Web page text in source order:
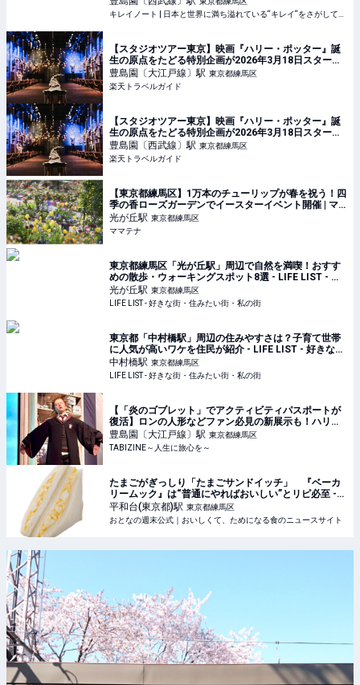
【スタジオツアー東京】映画『ハリー・ポッター』誕
生の原点をたどる特別企画が2026年3月18日スタート
【楽天トラベル】
豊島園〔大江戸線〕駅 東京都練馬区
楽天トラベルガイド
【スタジオツアー東京】映画『ハリー・ポッター』誕
生の原点をたどる特別企画が2026年3月18日スタート
【楽天トラベル】
豊島園〔西武線〕駅 東京都練馬区
楽天トラベルガイド
【東京都練馬区】1万本のチューリップが春を祝う！四
季の香ローズガーデンでイースターイベント開催 | マ
マテナ
光が丘駅 東京都練馬区
ママテナ
東京都練馬区「光が丘駅」周辺で自然を満喫！おすす
めの散歩・ウォーキングスポット8選 - LIFE LIST - 好
きな街・住みたい街・私の街
光が丘駅 東京都練馬区
LIFE LIST - 好きな街・住みたい街・私の街
東京都「中村橋駅」周辺の住みやすさは？子育て世帯
に人気が高いワケを住民が紹介 - LIFE LIST - 好きな
街・住みたい街・私の街
中村橋駅 東京都練馬区
LIFE LIST - 好きな街・住みたい街・私の街
【「炎のゴブレット」でアクティビティパスポートが
復活】ロンの人形などファン必見の新展示も！ハリ
ー・ポッター｜スタジオツアー東京 | TABIZINE～人生
に旅心を～
豊島園〔大江戸線〕駅 東京都練馬区
TABIZINE～人生に旅心を～
たまごがぎっしり「たまごサンドイッチ」 『ベーカ
リームック』は“普通にやればおいしい”とリピ必至 -
おとなの週末公式｜おいしくて、ためになる食のニュ
ースサイト
平和台(東京都)駅 東京都練馬区
おとなの週末公式｜おいしくて、ためになる食のニュースサイト